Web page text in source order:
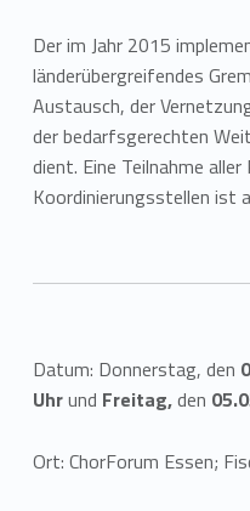
Der im Jahr 2015
länderübergreifendes
Austausch, der
der bedarfsgerechten
dient. Eine Teilnahme
Koordinierungsstellen ist
Datum: Donnerstag, den
Uhrund Freitag,den
Ort: ChorForum Essen;